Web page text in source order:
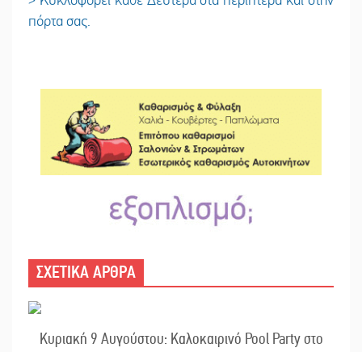
πόρτα σας.
ΣΧΕΤΙΚΑ ΑΡΘΡΑ
Κυριακή 9 Αυγούστου: Καλοκαιρινό Pool Party στο